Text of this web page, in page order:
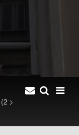
(2 >